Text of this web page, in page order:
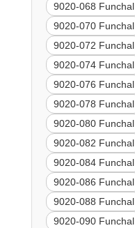
9020-068 Funchal
9020-070 Funchal
9020-072 Funchal
9020-074 Funchal
9020-076 Funchal
9020-078 Funchal
9020-080 Funchal
9020-082 Funchal
9020-084 Funchal
9020-086 Funchal
9020-088 Funchal
9020-090 Funchal